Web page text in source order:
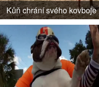
Kůň chrání svého kovboje